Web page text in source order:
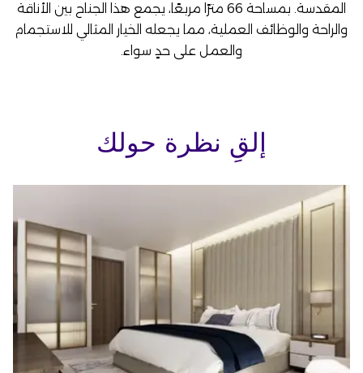
المقدسة. بمساحة 66 مترًا مربعًا، يجمع هذا الجناح بين الأناقة
والراحة والوظائف العملية، مما يجعله الخيار المثالي للاستجمام
والعمل على حدٍ سواء.
إلقِ نظرة حولك